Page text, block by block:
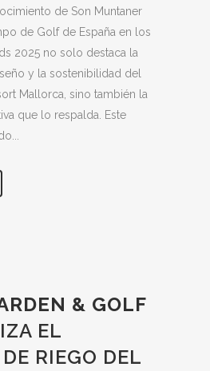
de Son Muntaner
de Golf de España en los
2025 no solo destaca la
y la sostenibilidad del
Mallorca, sino también la
que lo respalda. Este
& GOLF
EL
RIEGO DEL